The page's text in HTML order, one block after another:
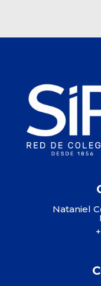
Nataniel